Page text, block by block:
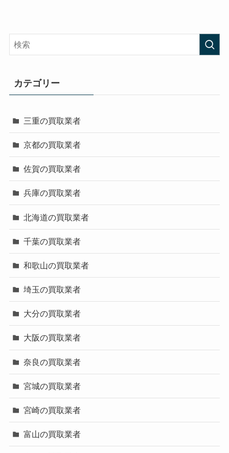
カテゴリー
三重の買取業者
京都の買取業者
佐賀の買取業者
兵庫の買取業者
北海道の買取業者
千葉の買取業者
和歌山の買取業者
埼玉の買取業者
大分の買取業者
大阪の買取業者
奈良の買取業者
宮城の買取業者
宮崎の買取業者
富山の買取業者